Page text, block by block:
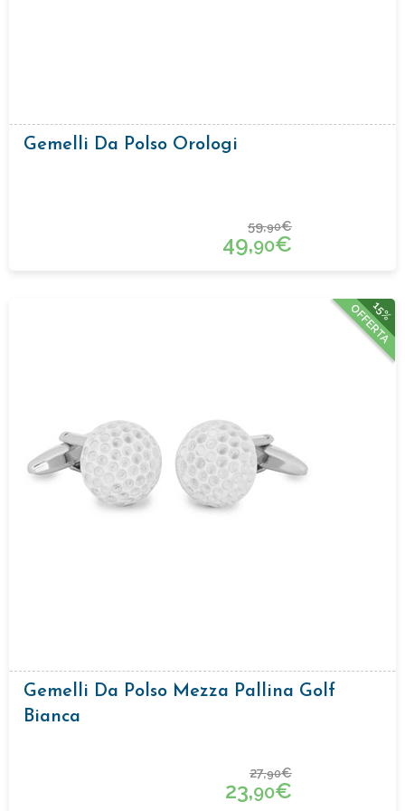
Gemelli Da Polso Orologi
59,90€
49,90€
15%
OFFERTA
Gemelli Da Polso Mezza Pallina Golf
Bianca
27,90€
23,90€